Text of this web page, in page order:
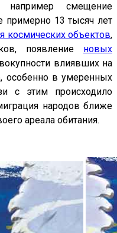
например смещение
13 тысяч лет
космических объектов,
появление новых
влиявших на
особенно в умеренных
с этим происходило
народов ближе
ареала обитания.